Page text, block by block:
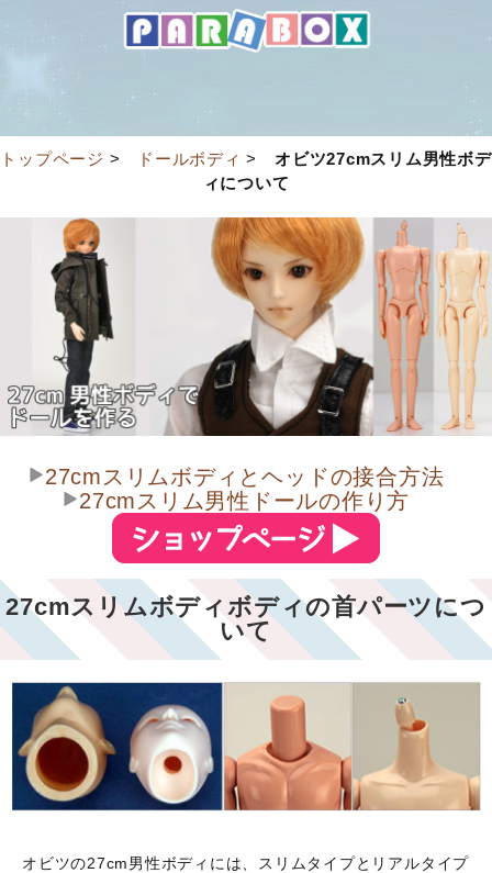
トップページ > ドールボディ >オビツ27cmスリム男性ボデ
ィについて
27cmスリムボディとヘッドの接合方法
27cmスリム男性ドールの作り方
27cmスリムボディボディの首パーツにつ
いて
オビツの27cm男性ボディには、スリムタイプとリアルタイプ